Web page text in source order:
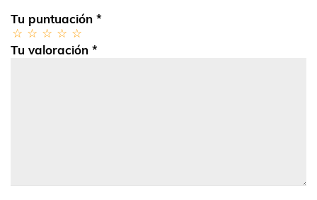
Tu puntuación *
Tu valoración *